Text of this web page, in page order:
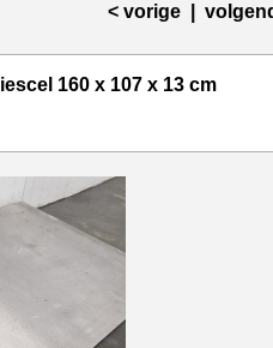
< vorige
160 x 107 x 13 cm